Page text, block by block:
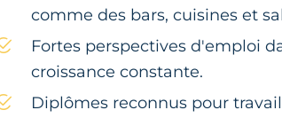
comme des bars, cuisines et
Fortes perspectives d'emploi
croissance constante.
Diplômes reconnus pour